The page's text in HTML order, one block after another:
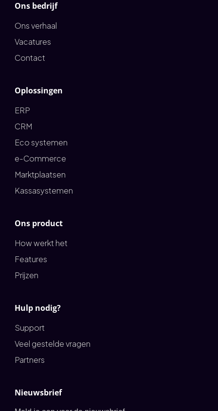
Ons bedrijf
Ons verhaal
Vacatures
Contact
Oplossingen
ERP
CRM
Eco systemen
e-Commerce
Marktplaatsen
Kassasystemen
Ons product
How werkt het
Features
Prijzen
Hulp nodig?
Support
Veel gestelde vragen
Partners
Nieuwsbrief